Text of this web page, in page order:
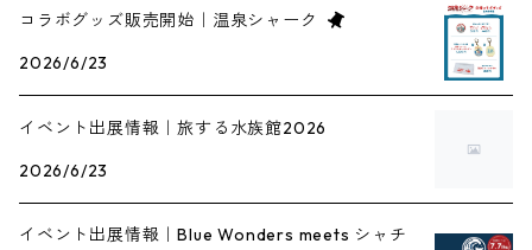
コラボグッズ販売開始｜温泉シャーク
2026/6/23
イベント出展情報｜旅する水族館2026
2026/6/23
イベント出展情報｜Blue Wonders meets シャチ